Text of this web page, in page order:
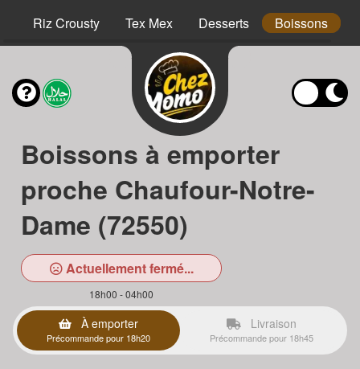
Riz Crousty Tex Mex Desserts Boissons
Boissons à emporter
proche Chaufour-Notre-
Dame (72550)
Actuellement fermé...
18h00 - 04h00
À emporter
Précommande pour 18h20
Livraison
Précommande pour 18h45